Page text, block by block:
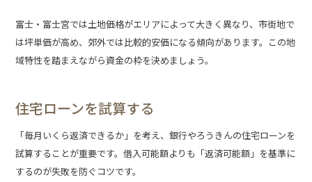
富士・富士宮では土地価格がエリアによって大きく異なり、市街地で
は坪単価が高め、郊外では比較的安価になる傾向があります。この地
域特性を踏まえながら資金の枠を決めましょう。
住宅ローンを試算する
「毎月いくら返済できるか」を考え、銀行やろうきんの住宅ローンを
試算することが重要です。借入可能額よりも「返済可能額」を基準に
するのが失敗を防ぐコツです。